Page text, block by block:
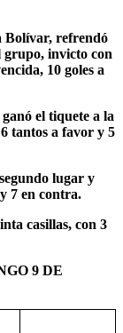
Bolívar, refrendó
grupo, invicto con
10 goles a
el tiquete a la
tantos a favor y 5
lugar y
7 en contra.
casillas, con 3
9 DE